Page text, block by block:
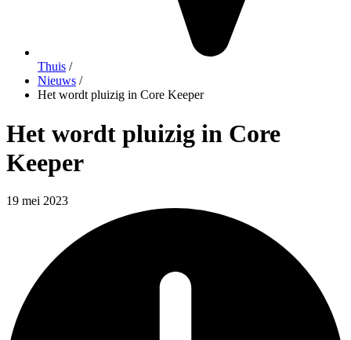
Thuis /
Nieuws /
Het wordt pluizig in Core Keeper
Het wordt pluizig in Core
Keeper
19 mei 2023